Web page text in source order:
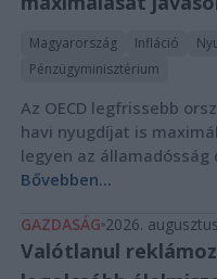
Magyarország Infláció
Pénzügyminisztérium
Az OECD legfrissebb
havi nyugdíjat is
legyen az
Bővebben...
GAZDASÁG 2026.
Valótlanul